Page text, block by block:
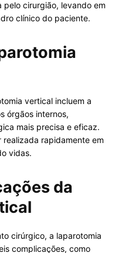
cirurgião, levando em
clínico do paciente.
vertical incluem a
órgãos internos,
mais precisa e eficaz.
rapidamente em
vidas.
da
cirúrgico, a laparotomia
complicações, como